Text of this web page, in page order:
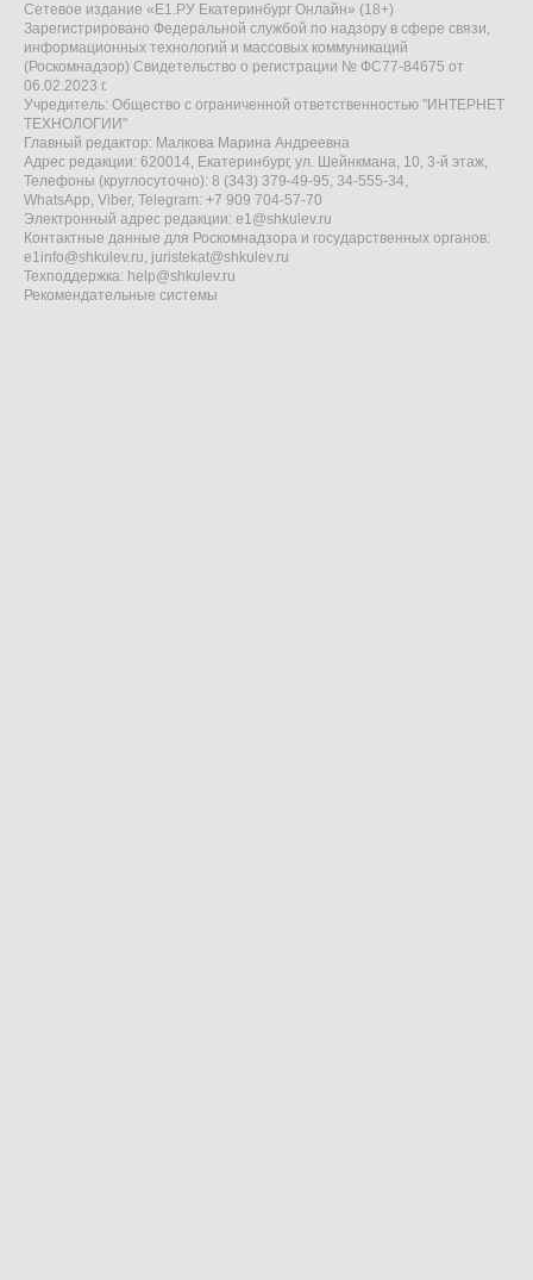
Сетевое издание «Е1.РУ Екатеринбург Онлайн» (18+)
Зарегистрировано Федеральной службой по надзору в сфере связи,
информационных технологий и массовых коммуникаций
(Роскомнадзор) Свидетельство о регистрации № ФС77-84675 от
06.02.2023 г.
Учредитель: Общество с ограниченной ответственностью "ИНТЕРНЕТ
ТЕХНОЛОГИИ"
Главный редактор: Малкова Марина Андреевна
Адрес редакции: 620014, Екатеринбург, ул. Шейнкмана, 10, 3-й этаж,
Телефоны (круглосуточно): 8 (343) 379-49-95, 34-555-34,
WhatsApp, Viber, Telegram: +7 909 704-57-70
Электронный адрес редакции: e1@shkulev.ru
Контактные данные для Роскомнадзора и государственных органов:
e1info@shkulev.ru, juristekat@shkulev.ru
Техподдержка: help@shkulev.ru
Рекомендательные системы